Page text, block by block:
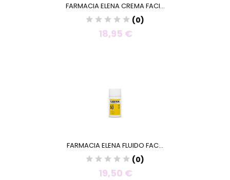
FARMACIA ELENA CREMA FACI...
(0)
18,95 €
FARMACIA ELENA FLUIDO FAC...
(0)
19,50 €